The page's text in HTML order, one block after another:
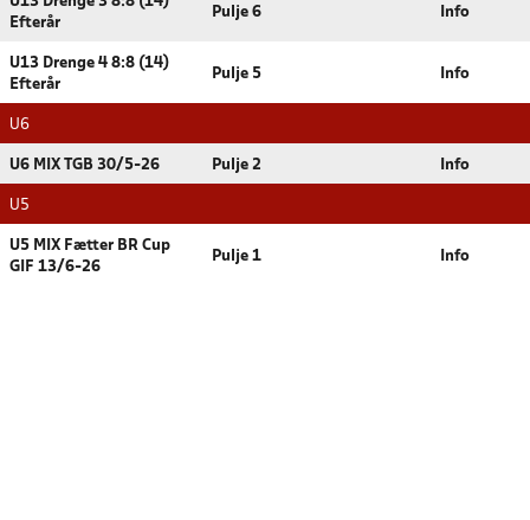
Efterår
Pulje 6 Info
U13 Drenge 4 8:8 (14)
Efterår
Pulje 5 Info
U6
U6 MIX TGB 30/5-26 Pulje 2 Info
U5
U5 MIX Fætter BR Cup
GIF 13/6-26
Pulje 1 Info